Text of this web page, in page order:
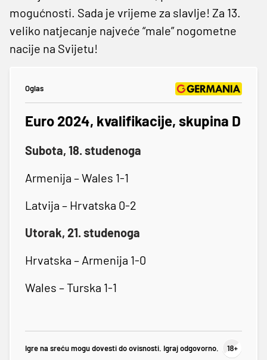
mogućnosti. Sada je vrijeme za slavlje! Za 13.
veliko natjecanje najveće “male” nogometne
nacije na Svijetu!
Oglas
Euro 2024, kvalifikacije, skupina D
Subota, 18. studenoga
Armenija – Wales 1-1
Latvija – Hrvatska 0-2
Utorak, 21. studenoga
Hrvatska – Armenija 1-0
Wales – Turska 1-1
Igre na sreću mogu dovesti do ovisnosti. Igraj odgovorno.